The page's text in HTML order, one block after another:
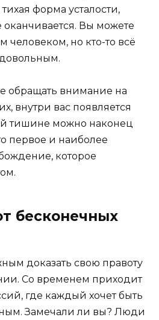
форма усталости,
оканчивается. Вы можете
человеком, но кто-то всё
обращать внимание на
внутри вас появляется
тишине можно наконец
первое и наиболее
которое
бесконечных
доказать свою правоту
Со временем приходит
где каждый хочет быть
Замечали ли вы? Люди